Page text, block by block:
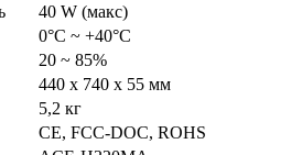
40 W (макс)
0°C ~ +40°C
20 ~ 85%
440 х 740 х 55 мм
5,2 кг
CE, FCC-DOC, ROHS